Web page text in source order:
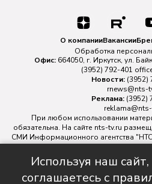
Используя наш
соглашаетесь с
О компанииВакансии
Обработка
Офис: 664050, г. Иркутск, ул.
(3952) 792-401
Новости: (3952)
rnews@nts-
Реклама: (3952)
При любом использовании
обязательна. На сайте nts-tv.ru
СМИ Информационного агентства
№ ФС 77 - 88763
надзору в сфере связи,
Главный редактор ИА "НТС"